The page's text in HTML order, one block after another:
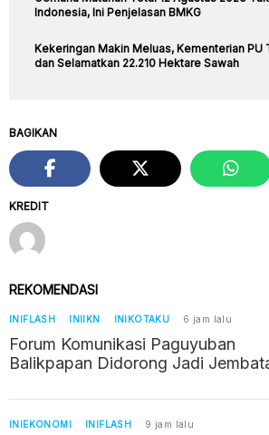
Indonesia, Ini Penjelasan BMKG
Kekeringan Makin Meluas, Kementerian PU
dan Selamatkan 22.210 Hektare Sawah
KREDIT
BAGIKAN
REKOMENDASI
INIFLASH INIIKN INIKOTAKU 6 jam lalu
Forum Komunikasi Paguyuban
Balikpapan Didorong Jadi
INIEKONOMI INIFLASH 9 jam lalu